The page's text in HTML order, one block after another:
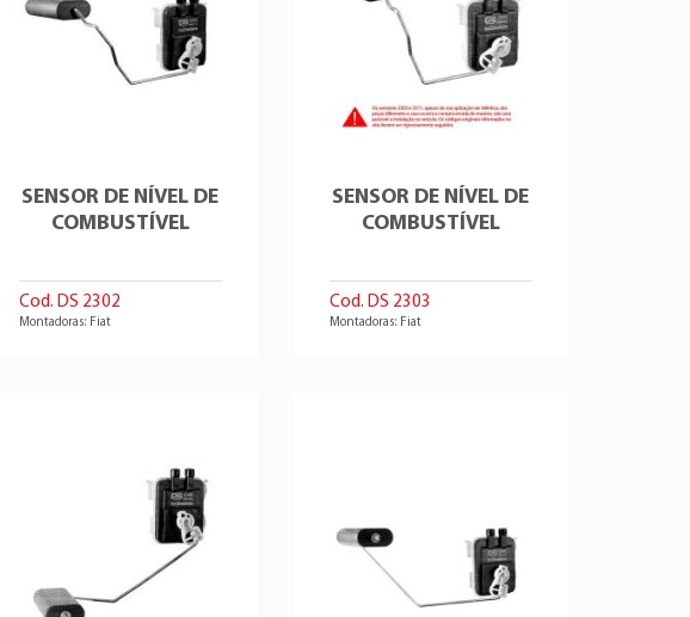
SENSOR DE NÍVEL DE
COMBUSTÍVEL
Cod. DS 2302
Montadoras: Fiat
SENSOR DE NÍVEL DE
COMBUSTÍVEL
Cod. DS 2303
Montadoras: Fiat